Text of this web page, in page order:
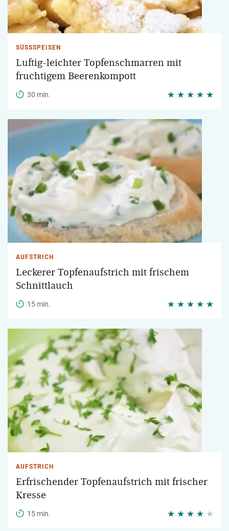
SÜSSSPEISEN
Luftig-leichter Topfenschmarren mit
fruchtigem Beerenkompott
30 min.
AUFSTRICH
Leckerer Topfenaufstrich mit frischem
Schnittlauch
15 min.
AUFSTRICH
Erfrischender Topfenaufstrich mit frischer
Kresse
15 min.